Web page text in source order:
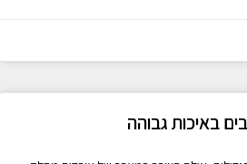
באיכות גבוהה